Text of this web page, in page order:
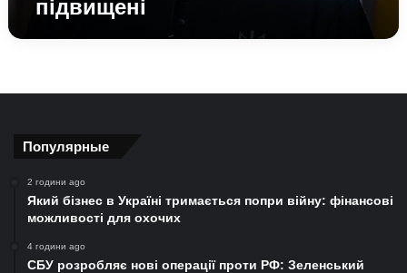
підвищені
Популярные
2 години ago
Який бізнес в Україні тримається попри війну: фінансові
можливості для охочих
4 години ago
СБУ розробляє нові операції проти РФ: Зеленський